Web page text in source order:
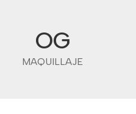
OG
MAQUILLAJE